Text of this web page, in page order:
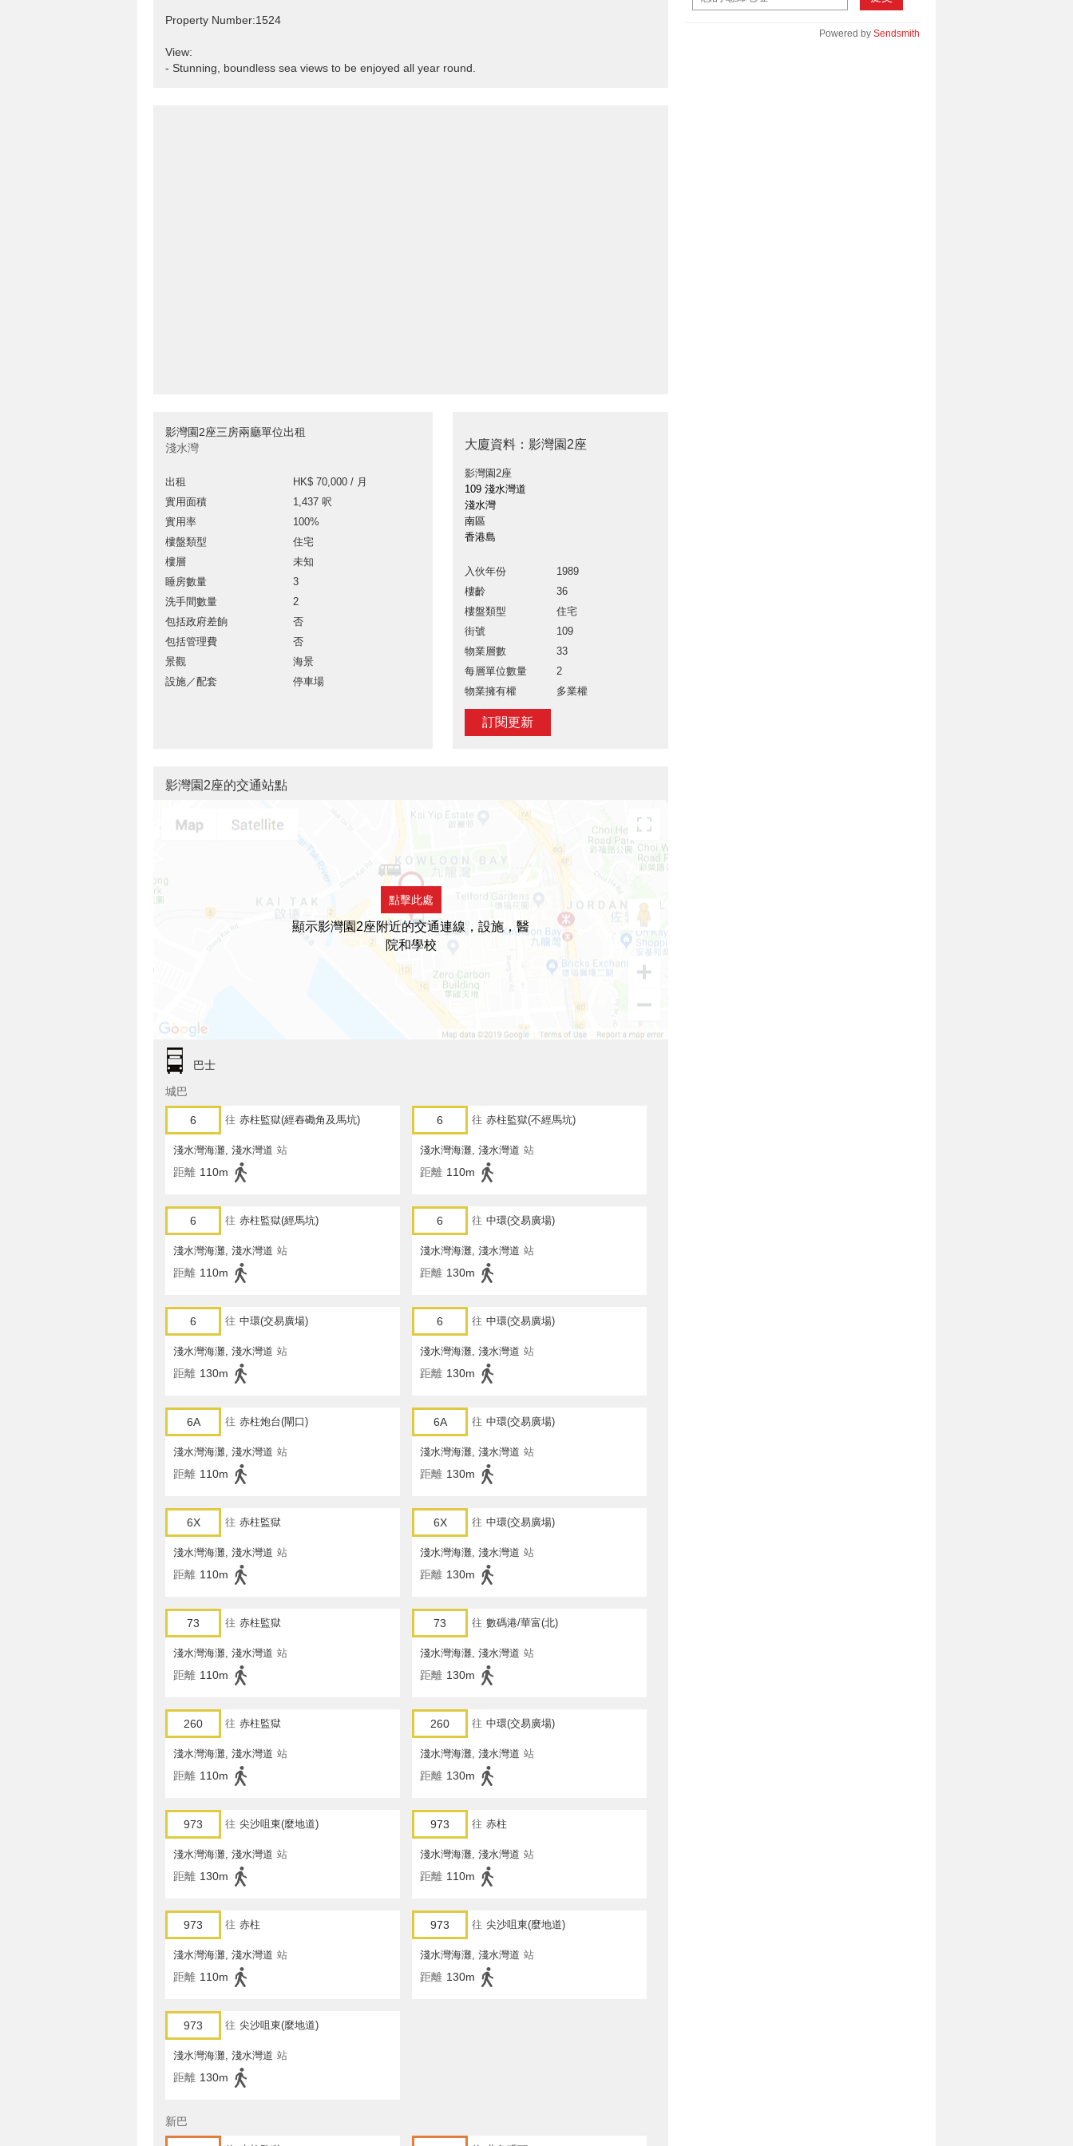
Property Number:1524
View:
- Stunning, boundless sea views to be enjoyed all year round.
影灣園2座三房兩廳單位出租
淺水灣
出租
HK$ 70,000 / 月
實用面積
1,437 呎
實用率
100%
樓盤類型
住宅
樓層
未知
睡房數量
3
洗手間數量
2
包括政府差餉
否
包括管理費
否
景觀
海景
設施／配套
停車場
大廈資料：影灣園2座
影灣園2座
109 淺水灣道
淺水灣
南區
香港島
入伙年份
1989
樓齡
36
樓盤類型
住宅
街號
109
物業層數
33
每層單位數量
2
物業擁有權
多業權
訂閱更新
Powered by Sendsmith
影灣園2座的交通站點
點擊此處
顯示影灣園2座附近的交通連線，設施，醫
院和學校
巴士
城巴
6 往 赤柱監獄(經舂磡角及馬坑)
淺水灣海灘, 淺水灣道 站
距離 110m
6 往 赤柱監獄(不經馬坑)
淺水灣海灘, 淺水灣道 站
距離 110m
6 往 赤柱監獄(經馬坑)
淺水灣海灘, 淺水灣道 站
距離 110m
6 往 中環(交易廣場)
淺水灣海灘, 淺水灣道 站
距離 130m
6 往 中環(交易廣場)
淺水灣海灘, 淺水灣道 站
距離 130m
6 往 中環(交易廣場)
淺水灣海灘, 淺水灣道 站
距離 130m
6A 往 赤柱炮台(閘口)
淺水灣海灘, 淺水灣道 站
距離 110m
6A 往 中環(交易廣場)
淺水灣海灘, 淺水灣道 站
距離 130m
6X 往 赤柱監獄
淺水灣海灘, 淺水灣道 站
距離 110m
6X 往 中環(交易廣場)
淺水灣海灘, 淺水灣道 站
距離 130m
73 往 赤柱監獄
淺水灣海灘, 淺水灣道 站
距離 110m
73 往 數碼港/華富(北)
淺水灣海灘, 淺水灣道 站
距離 130m
260 往 赤柱監獄
淺水灣海灘, 淺水灣道 站
距離 110m
260 往 中環(交易廣場)
淺水灣海灘, 淺水灣道 站
距離 130m
973 往 尖沙咀東(麼地道)
淺水灣海灘, 淺水灣道 站
距離 130m
973 往 赤柱
淺水灣海灘, 淺水灣道 站
距離 110m
973 往 赤柱
淺水灣海灘, 淺水灣道 站
距離 110m
973 往 尖沙咀東(麼地道)
淺水灣海灘, 淺水灣道 站
距離 130m
973 往 尖沙咀東(麼地道)
淺水灣海灘, 淺水灣道 站
距離 130m
新巴